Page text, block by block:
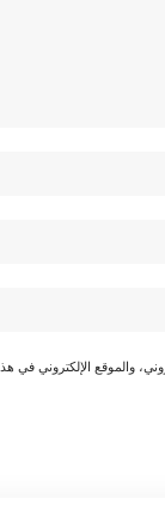
والموقع الإلكتروني في